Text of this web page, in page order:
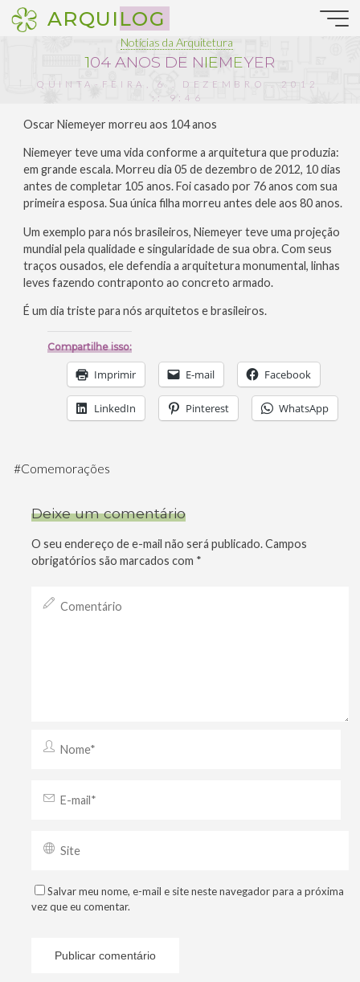
Pular
para
ARQUILOG
Notícias da Arquitetura
104 ANOS DE NIEMEYER
QUINTA-FEIRA, 6 . DEZEMBRO . 2012
:: 9:46
Oscar Niemeyer morreu aos 104 anos
Niemeyer teve uma vida conforme a arquitetura que produzia:
em grande escala. Morreu dia 05 de dezembro de 2012, 10 dias
antes de completar 105 anos. Foi casado por 76 anos com sua
primeira esposa. Sua única filha morreu antes dele aos 80 anos.
Um exemplo para nós brasileiros, Niemeyer teve uma projeção
mundial pela qualidade e singularidade de sua obra. Com seus
traços ousados, ele defendia a arquitetura monumental, linhas
leves fazendo contraponto ao concreto armado.
É um dia triste para nós arquitetos e brasileiros.
Compartilhe isso:
Imprimir E-mail Facebook
LinkedIn Pinterest WhatsApp
#Comemorações
Deixe um comentário
O seu endereço de e-mail não será publicado.Campos
obrigatórios são marcados com *
Salvar meu nome, e-mail e site neste navegador para a próxima
vez que eu comentar.